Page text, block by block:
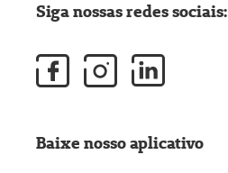
Siga nossas redes sociais:
Baixe nosso aplicativo